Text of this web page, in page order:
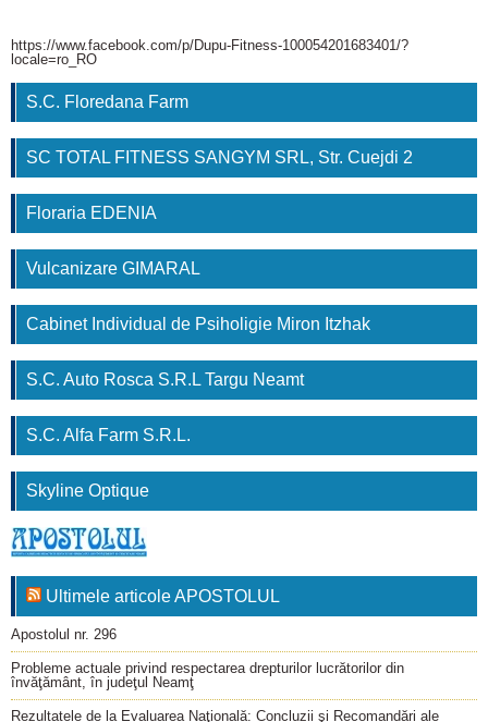
https://www.facebook.com/p/Dupu-Fitness-100054201683401/?
locale=ro_RO
S.C. Floredana Farm
SC TOTAL FITNESS SANGYM SRL, Str. Cuejdi 2
Floraria EDENIA
Vulcanizare GIMARAL
Cabinet Individual de Psiholigie Miron Itzhak
S.C. Auto Rosca S.R.L Targu Neamt
S.C. Alfa Farm S.R.L.
Skyline Optique
Ultimele articole APOSTOLUL
Apostolul nr. 296
Probleme actuale privind respectarea drepturilor lucrătorilor din
învăţământ, în judeţul Neamţ
Rezultatele de la Evaluarea Naţională: Concluzii şi Recomandări ale